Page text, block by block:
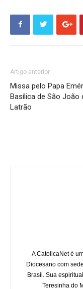
Artigo anterior
Missa pelo Papa
Basílica de São João
Latrão
A CatolicaNet é
Diocesano com
Brasil. Sua
Teresinha do